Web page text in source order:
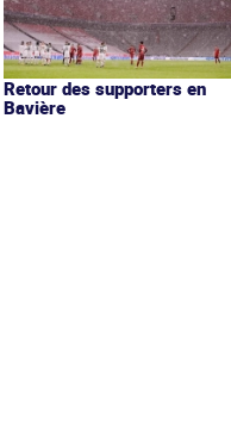
Retour des supporters en
Bavière